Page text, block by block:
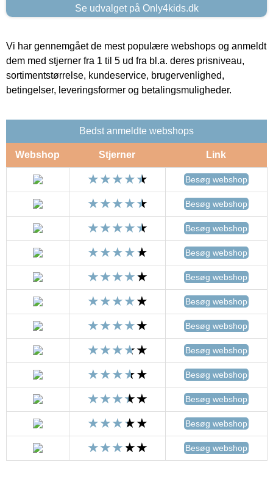
Se udvalget på Only4kids.dk
Vi har gennemgået de mest populære webshops og anmeldt
dem med stjerner fra 1 til 5 ud fra bl.a. deres prisniveau,
sortimentstørrelse, kundeservice, brugervenlighed,
betingelser, leveringsformer og betalingsmuligheder.
Bedst anmeldte webshops
Webshop Stjerner Link
Besøg webshop
Besøg webshop
Besøg webshop
Besøg webshop
Besøg webshop
Besøg webshop
Besøg webshop
Besøg webshop
Besøg webshop
Besøg webshop
Besøg webshop
Besøg webshop